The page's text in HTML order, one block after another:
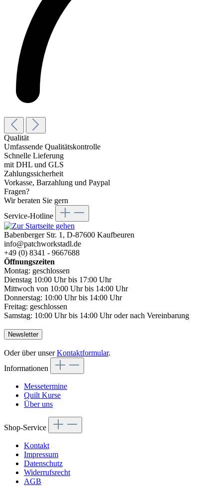
Qualität
Umfassende Qualitätskontrolle
Schnelle Lieferung
mit DHL und GLS
Zahlungssicherheit
Vorkasse, Barzahlung und Paypal
Fragen?
Wir beraten Sie gern
Service-Hotline
Babenberger Str. 1, D-87600 Kaufbeuren
info@patchworkstadl.de
+49 (0) 8341 - 9667688
Öffnungszeiten
Montag: geschlossen
Dienstag 10:00 Uhr bis 17:00 Uhr
Mittwoch von 10:00 Uhr bis 14:00 Uhr
Donnerstag: 10:00 Uhr bis 14:00 Uhr
Freitag: geschlossen
Samstag: 10:00 Uhr bis 14:00 Uhr oder nach Vereinbarung
Newsletter
Oder über unserKontaktformular.
Informationen
Messetermine
Quilt Kurse
Über uns
Shop-Service
Kontakt
Impressum
Datenschutz
Widerrufsrecht
AGB